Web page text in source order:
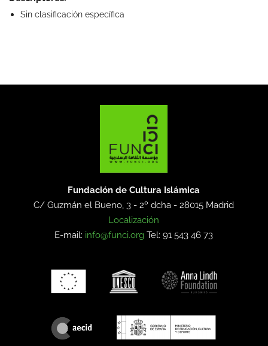
Sin clasificación específica
Fundación de Cultura Islámica
C/ Guzmán el Bueno, 3 - 2º dcha -28015 Madrid
Localización
E-mail: info@funci.org Tel: 91 543 46 73